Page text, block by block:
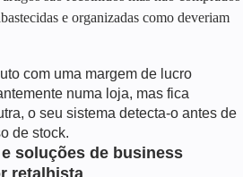
e organizadas como deveriam
com uma margem de lucro
numa loja, mas fica
o seu sistema detecta-o antes de
de stock.
e soluções de business